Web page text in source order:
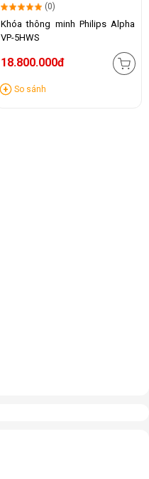
(0)
Khóa thông minh Philips Alpha
VP-5HWS
18.800.000đ
So sánh